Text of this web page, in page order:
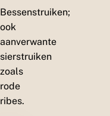
n
Bessenstruiken;
ook
aanverwante
sierstruiken
zoals
rode
ribes.